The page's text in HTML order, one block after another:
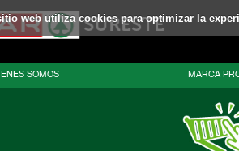
web utiliza cookies para optimizar la
SOMOS MARCA